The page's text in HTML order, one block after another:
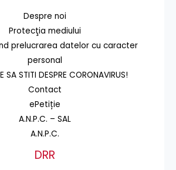
Despre noi
Protecţia mediului
prelucrarea datelor cu caracter
personal
SA STITI DESPRE CORONAVIRUS!
Contact
ePetiție
A.N.P.C. – SAL
A.N.P.C.
DRR